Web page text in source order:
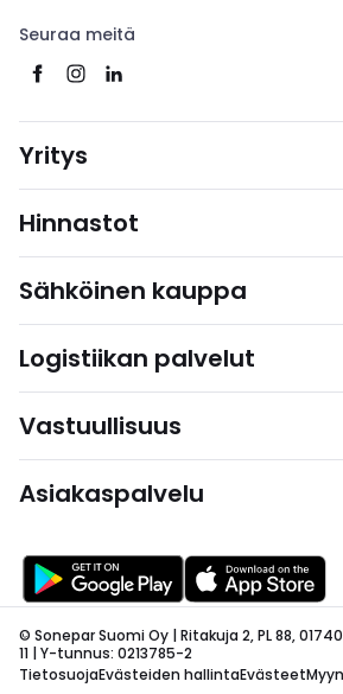
Seuraa meitä
Yritys
Hinnastot
Sähköinen kauppa
Logistiikan palvelut
Vastuullisuus
Asiakaspalvelu
© Sonepar Suomi Oy | Ritakuja 2, PL 88, 01740
11 | Y-tunnus: 0213785-2
TietosuojaEvästeiden hallintaEvästeet